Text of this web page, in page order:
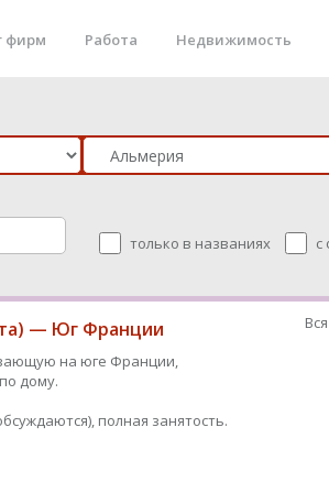
фирм Работа Недвижимость
только в названиях с
— Юг Франции
на юге Франции,
дому.
полная занятость.